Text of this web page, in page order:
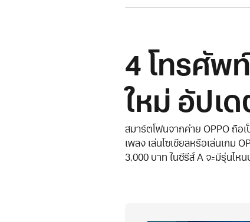
4 โทรศัพ
ใหม่ อัปเ
สมาร์ตโฟนจากค่าย OPPO ถือ
เพลง เล่นโซเชียลหรือเล่นเกม
3,000 บาท ในซีรีส์ A จะมีรุ่นไหน